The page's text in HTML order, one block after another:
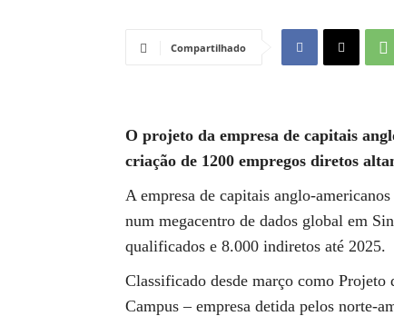
Compartilhado
O projeto da empresa de capitais
criação de 1200 empregos diretos
A empresa de capitais anglo-
num megacentro de dados global em
qualificados e 8.000 indiretos até 2025.
Classificado desde março como
Campus – empresa detida pelos norte-